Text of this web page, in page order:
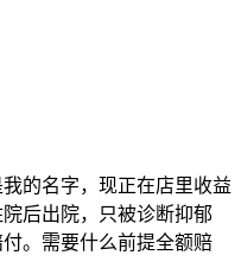
的名字，现正在店里收益
后出院，只被诊断抑郁
。需要什么前提全额赔